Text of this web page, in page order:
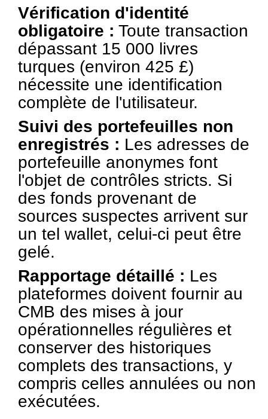
Vérification d'identité
obligatoire : Toute transaction
dépassant 15 000 livres
turques (environ 425 £)
nécessite une identification
complète de l'utilisateur.
Suivi des portefeuilles non
enregistrés : Les adresses de
portefeuille anonymes font
l'objet de contrôles stricts. Si
des fonds provenant de
sources suspectes arrivent sur
un tel wallet, celui-ci peut être
gelé.
Rapportage détaillé : Les
plateformes doivent fournir au
CMB des mises à jour
opérationnelles régulières et
conserver des historiques
complets des transactions, y
compris celles annulées ou non
exécutées.